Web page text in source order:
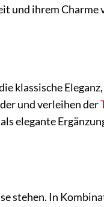
und ihrem Charme
klassische
und verleihen der
elegante
stehen. In